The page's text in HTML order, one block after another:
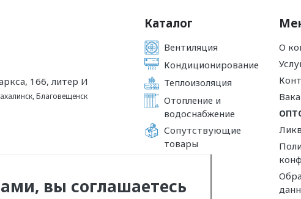
166, литер И
,Благовещенск
Каталог
Вентиляция
Кондиционирование
Теплоизоляция
Отопление и
водоснабжение
Сопутствующие
товары
О
вы соглашаетесь